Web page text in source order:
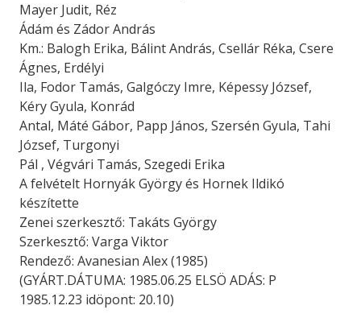
Mayer Judit, Réz
Ádám és Zádor András
Km.: Balogh Erika, Bálint András, Csellár Réka, Csere
Ágnes, Erdélyi
Ila, Fodor Tamás, Galgóczy Imre, Képessy József,
Kéry Gyula, Konrád
Antal, Máté Gábor, Papp János, Szersén Gyula, Tahi
József, Turgonyi
Pál , Végvári Tamás, Szegedi Erika
A felvételt Hornyák György és Hornek Ildikó
készítette
Zenei szerkesztő: Takáts György
Szerkesztő: Varga Viktor
Rendező: Avanesian Alex (1985)
(GYÁRT.DÁTUMA: 1985.06.25 ELSÖ ADÁS: P
1985.12.23 idöpont: 20.10)